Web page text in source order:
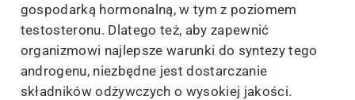
gospodarką hormonalną, w tym z poziomem
testosteronu. Dlatego też, aby zapewnić
organizmowi najlepsze warunki do syntezy tego
androgenu, niezbędne jest dostarczanie
składników odżywczych o wysokiej jakości.